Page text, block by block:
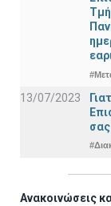
13/07/2023
σας
Ανακοινώσεις